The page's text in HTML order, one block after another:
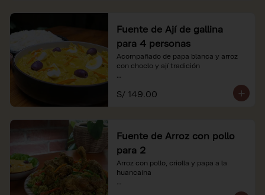
Fuente de Ají de gallina
para 4 personas
Acompañado de papa blanca y arroz
con choclo y ají tradición
*Nuestros precios están expresados en
soles e incluyen impuestos de ley y
S/ 149.00
Fuente de Arroz con pollo
para 2
Arroz con pollo, criolla y papa a la
huancaína
*Nuestros precios están expresados en